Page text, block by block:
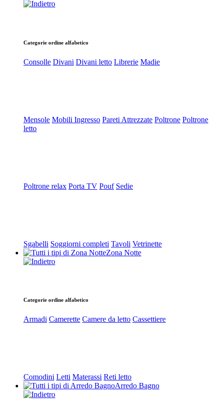
Categorie ordine alfabetico
Consolle Divani Divani letto Librerie Madie
Mensole Mobili Ingresso Pareti Attrezzate Poltrone Poltrone
letto
Poltrone relax Porta TV Pouf Sedie
Sgabelli Soggiorni completi Tavoli Vetrinette
Zona Notte
Categorie ordine alfabetico
Armadi Camerette Camere da letto Cassettiere
Comodini Letti Materassi Reti letto
Arredo Bagno